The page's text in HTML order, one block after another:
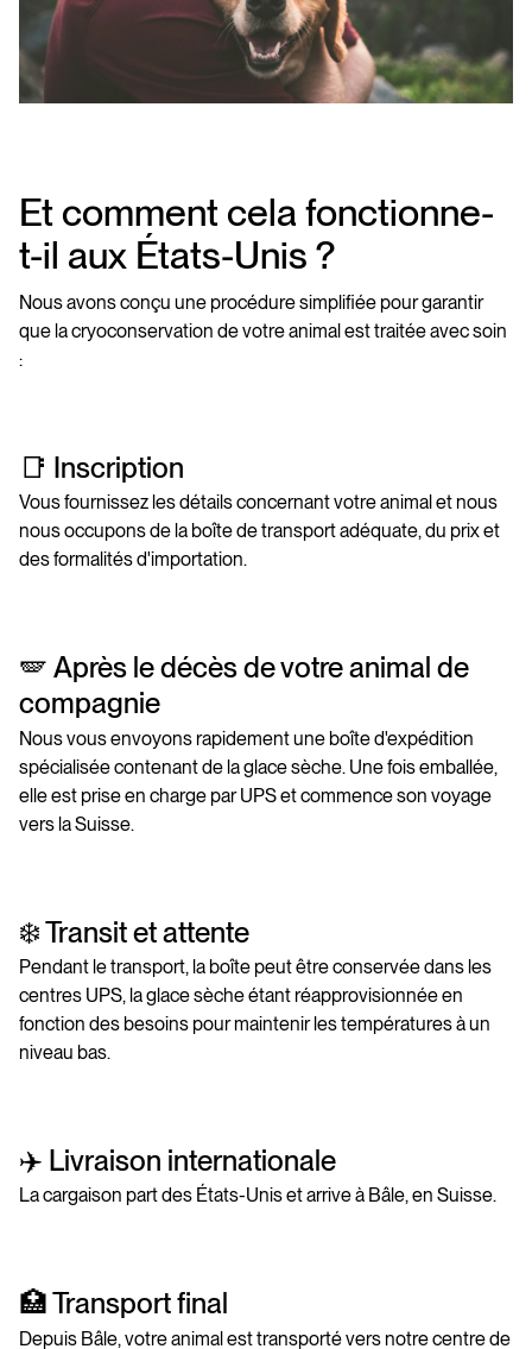
Et comment cela fonctionne-
t-il aux États-Unis ?
Nous avons conçu une procédure simplifiée pour garantir
que la cryoconservation de votre animal est traitée avec soin
:
📑 Inscription
Vous fournissez les détails concernant votre animal et nous
nous occupons de la boîte de transport adéquate, du prix et
des formalités d'importation.
🪽 Après le décès de votre animal de
compagnie
Nous vous envoyons rapidement une boîte d'expédition
spécialisée contenant de la glace sèche. Une fois emballée,
elle est prise en charge par UPS et commence son voyage
vers la Suisse.
❄️ Transit et attente
Pendant le transport, la boîte peut être conservée dans les
centres UPS, la glace sèche étant réapprovisionnée en
fonction des besoins pour maintenir les températures à un
niveau bas.
✈️ Livraison internationale
La cargaison part des États-Unis et arrive à Bâle, en Suisse.
🏥 Transport final
Depuis Bâle, votre animal est transporté vers notre centre de